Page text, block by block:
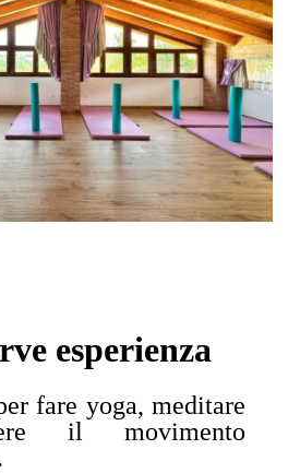
esperienza
fare yoga, meditare
il movimento